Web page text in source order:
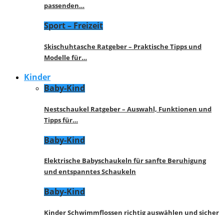
passenden…
Sport – Freizeit
Skischuhtasche Ratgeber – Praktische Tipps und
Modelle für…
Kinder
Baby-Kind
Nestschaukel Ratgeber – Auswahl, Funktionen und
Tipps für…
Baby-Kind
Elektrische Babyschaukeln für sanfte Beruhigung
und entspanntes Schaukeln
Baby-Kind
Kinder Schwimmflossen richtig auswählen und sicher